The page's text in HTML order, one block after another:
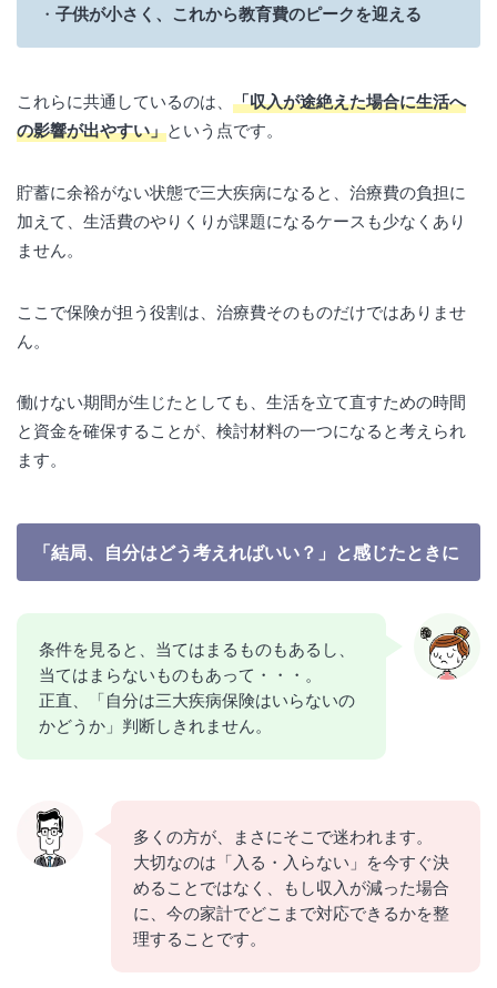
子供が小さく、これから教育費のピークを迎える
これらに共通しているのは、 「収入が途絶えた場合に生活へ
の影響が出やすい」という点です。
貯蓄に余裕がない状態で三大疾病になると、治療費の負担に
加えて、生活費のやりくりが課題になるケースも少なくあり
ません。
ここで保険が担う役割は、治療費そのものだけではありませ
ん。
働けない期間が生じたとしても、生活を立て直すための時間
と資金を確保することが、検討材料の一つになると考えられ
ます。
「結局、自分はどう考えればいい？」と感じたときに
条件を見ると、当てはまるものもあるし、
当てはまらないものもあって・・・。
正直、「自分は三大疾病保険はいらないの
かどうか」判断しきれません。
多くの方が、まさにそこで迷われます。
大切なのは「入る・入らない」を今すぐ決
めることではなく、もし収入が減った場合
に、今の家計でどこまで対応できるかを整
理することです。